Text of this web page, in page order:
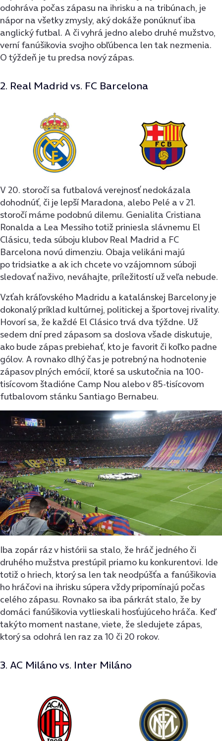
odohráva počas zápasu na ihrisku a na tribúnach, je
nápor na všetky zmysly, aký dokáže ponúknuť iba
anglický futbal. A či vyhrá jedno alebo druhé mužstvo,
verní fanúšikovia svojho obľúbenca len tak nezmenia.
O týždeň je tu predsa nový zápas.
2. Real Madrid vs. FC Barcelona
V 20. storočí sa futbalová verejnosť nedokázala
dohodnúť, či je lepší Maradona, alebo Pelé a v 21.
storočí máme podobnú dilemu. Genialita Cristiana
Ronalda a Lea Messiho totiž priniesla slávnemu El
Clásicu, teda súboju klubov Real Madrid a FC
Barcelona novú dimenziu. Obaja velikáni majú
po tridsiatke a ak ich chcete vo vzájomnom súboji
sledovať naživo, neváhajte, príležitostí už veľa nebude.
Vzťah kráľovského Madridu a katalánskej Barcelony je
dokonalý príklad kultúrnej, politickej a športovej rivality.
Hovorí sa, že každé El Clásico trvá dva týždne. Už
sedem dní pred zápasom sa doslova všade diskutuje,
ako bude zápas prebiehať, kto je favorit či koľko padne
gólov. A rovnako dlhý čas je potrebný na hodnotenie
zápasov plných emócií, ktoré sa uskutočnia na 100-
tisícovom štadióne Camp Nou alebo v 85-tisícovom
futbalovom stánku Santiago Bernabeu.
Iba zopár ráz v histórii sa stalo, že hráč jedného či
druhého mužstva prestúpil priamo ku konkurentovi. Ide
totiž o hriech, ktorý sa len tak neodpúšťa a fanúšikovia
ho hráčovi na ihrisku súpera vždy pripomínajú počas
celého zápasu. Rovnako sa iba párkrát stalo, že by
domáci fanúšikovia vytlieskali hosťujúceho hráča. Keď
takýto moment nastane, viete, že sledujete zápas,
ktorý sa odohrá len raz za 10 či 20 rokov.
3. AC Miláno vs. Inter Miláno